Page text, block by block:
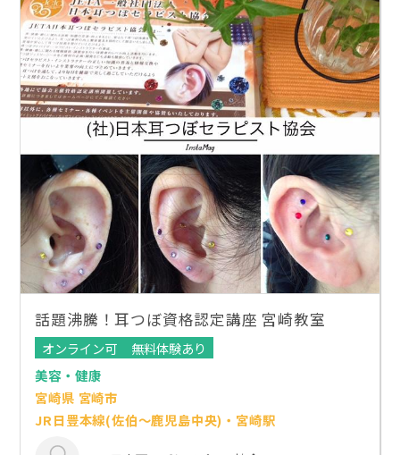
話題沸騰！耳つぼ資格認定講座 宮崎教室
オンライン可
無料体験あり
美容・健康
宮崎県 宮崎市
JR日豊本線(佐伯～鹿児島中央)・宮崎駅